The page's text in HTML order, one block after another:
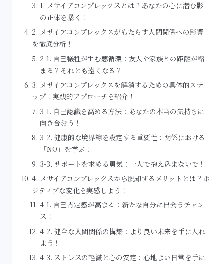
1. メサイアコンプレックスとは？あなたの心に潜む影
の正体を暴く！
2. メサイアコンプレックスがもたらす人間関係への影響
を徹底分析！
2-1. 自己犠牲が生む悪循環：友人や家族との距離が縮
まる？それとも遠くなる？
3. メサイアコンプレックスを解消するための具体的ステ
ップ！実践的アプローチを紹介！
3-1. 自己認識を高める方法：あなたの本当の気持ちに
向き合おう！
3-2. 健康的な境界線を設定する重要性：関係における
「NO」を学ぶ！
3-3. サポートを求める勇気：一人で抱え込まないで！
4. メサイアコンプレックスから脱却するメリットとは？ポ
ジティブな変化を実感しよう！
4-1. 自己肯定感が高まる：新たな自分に出会うチャン
ス！
4-2. 健全な人間関係の構築：より良い未来を手に入れ
よう！
4-3. ストレスの軽減と心の安定：心地よい日常を手に